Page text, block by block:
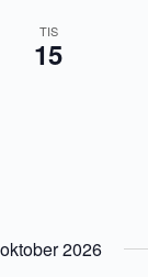
TIS
15
oktober 2026